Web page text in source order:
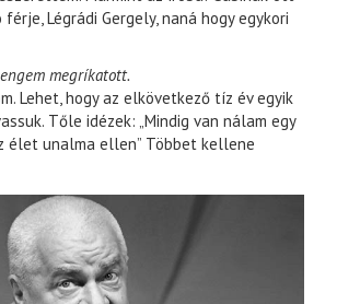
Légrádi Gergely, naná hogy egykori
megríkatott.
Lehet, hogy az elkövetkező tíz év egyik
Tőle idézek: „Mindig van nálam egy
élet unalma ellen” Többet kellene